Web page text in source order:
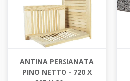
ANTINA PERSIANATA
PINO NETTO - 720 X